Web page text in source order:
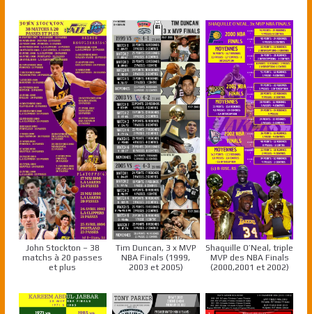
John Stockton – 38
matchs à 20 passes
et plus
Tim Duncan, 3 x MVP
NBA Finals (1999,
2003 et 2005)
Shaquille O’Neal, triple
MVP des NBA Finals
(2000,2001 et 2002)